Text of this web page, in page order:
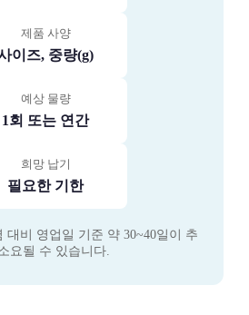
제품 사양
이즈, 중량(g)
예상 물량
1회 또는 연간
희망 납기
필요한 기한
대비 영업일 기준 약 30~40일이 추
요될 수 있습니다.